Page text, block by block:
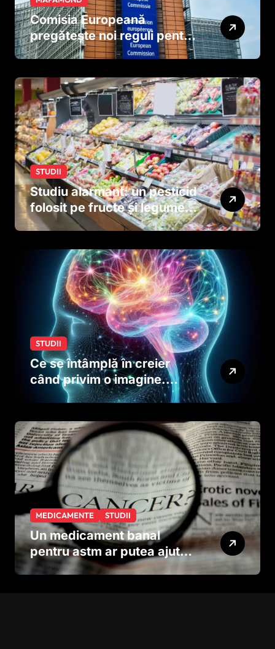
Comisia Europeană
pregătește noi reguli pentru
tutun și țigările electronice
STUDII
Studiu alarmant: un pesticid
folosit pe fructe și legume
ar putea afecta dezvoltarea
dinainte de naștere
STUDII
Ce se întâmplă în creier
când privim o imagine.
Studiul care explică rolul
MEDICAMENTE STUDII
Un medicament banal
pentru astm ar putea ajuta
în lupta împotriva